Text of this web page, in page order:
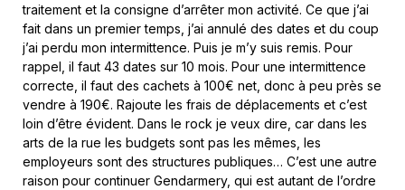
traitement et la consigne d’arrêter mon activité. Ce que j’ai
fait dans un premier temps, j’ai annulé des dates et du coup
j’ai perdu mon intermittence. Puis je m’y suis remis. Pour
rappel, il faut 43 dates sur 10 mois. Pour une intermittence
correcte, il faut des cachets à 100€ net, donc à peu près se
vendre à 190€. Rajoute les frais de déplacements et c’est
loin d’être évident. Dans le rock je veux dire, car dans les
arts de la rue les budgets sont pas les mêmes, les
employeurs sont des structures publiques… C’est une autre
raison pour continuer Gendarmery, qui est autant de l’ordre